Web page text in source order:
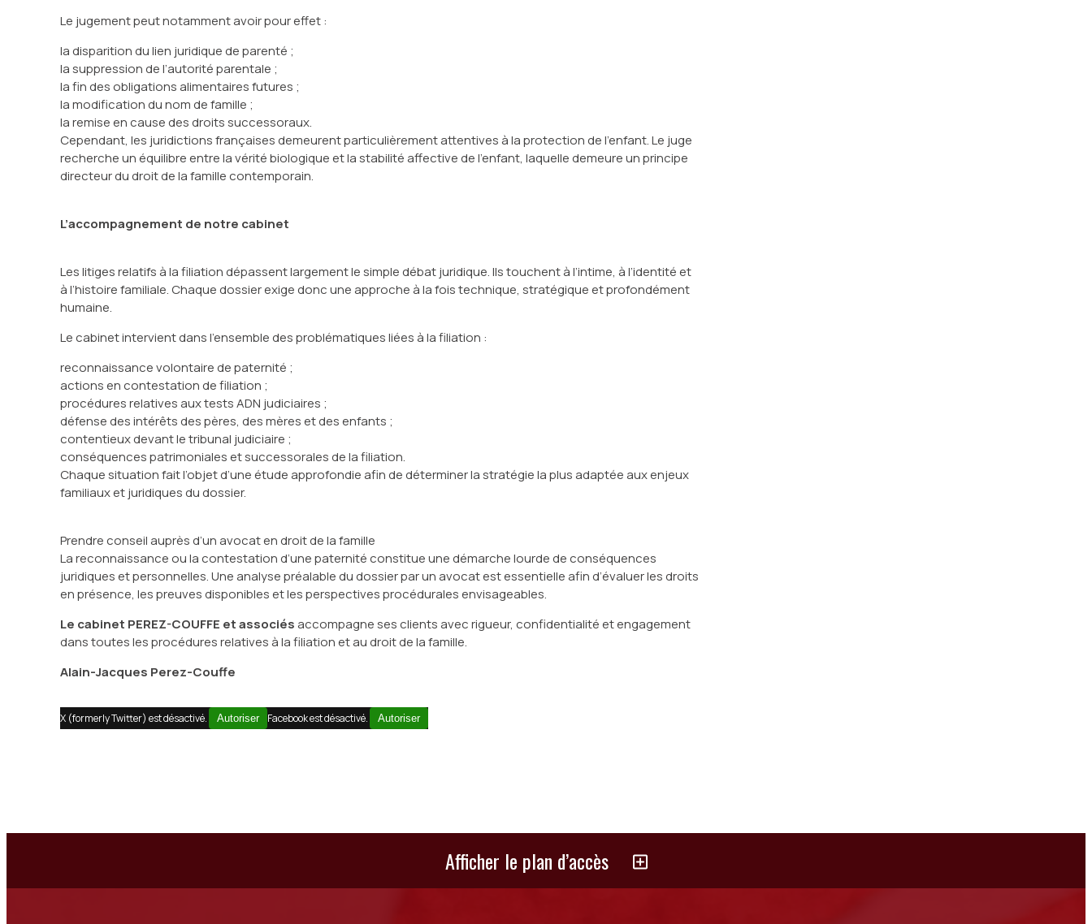
Le jugement peut notamment avoir pour effet :
la disparition du lien juridique de parenté ;
la suppression de l’autorité parentale ;
la fin des obligations alimentaires futures ;
la modification du nom de famille ;
la remise en cause des droits successoraux.
Cependant, les juridictions françaises demeurent particulièrement attentives à la protection de l’enfant. Le juge
recherche un équilibre entre la vérité biologique et la stabilité affective de l’enfant, laquelle demeure un principe
directeur du droit de la famille contemporain.
L’accompagnement de notre cabinet
Les litiges relatifs à la filiation dépassent largement le simple débat juridique. Ils touchent à l’intime, à l’identité et
à l’histoire familiale. Chaque dossier exige donc une approche à la fois technique, stratégique et profondément
humaine.
Le cabinet intervient dans l’ensemble des problématiques liées à la filiation :
reconnaissance volontaire de paternité ;
actions en contestation de filiation ;
procédures relatives aux tests ADN judiciaires ;
défense des intérêts des pères, des mères et des enfants ;
contentieux devant le tribunal judiciaire ;
conséquences patrimoniales et successorales de la filiation.
Chaque situation fait l’objet d’une étude approfondie afin de déterminer la stratégie la plus adaptée aux enjeux
familiaux et juridiques du dossier.
Prendre conseil auprès d’un avocat en droit de la famille
La reconnaissance ou la contestation d’une paternité constitue une démarche lourde de conséquences
juridiques et personnelles. Une analyse préalable du dossier par un avocat est essentielle afin d’évaluer les droits
en présence, les preuves disponibles et les perspectives procédurales envisageables.
Le cabinet PEREZ-COUFFE et associésaccompagne ses clients avec rigueur, confidentialité et engagement
dans toutes les procédures relatives à la filiation et au droit de la famille.
Alain-Jacques Perez-Couffe
X (formerly Twitter) est désactivé. Autoriser Facebook est désactivé. Autoriser
Afficher le plan d’accès